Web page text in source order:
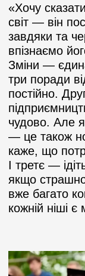
«Хочу
світ — він
завдяки та
впізнаємо
Зміни —
три поради
постійно.
чудово. Але
— це також
каже, що
І третє —
якщо
вже багато
кожній ніші